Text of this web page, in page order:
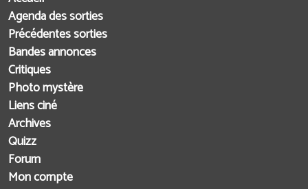
Agenda des sorties
Précédentes sorties
Bandes annonces
Critiques
Photo mystère
Liens ciné
Archives
Quizz
Forum
Mon compte